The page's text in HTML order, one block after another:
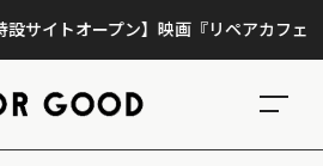
トオープン】映画『リペアカフェ』、